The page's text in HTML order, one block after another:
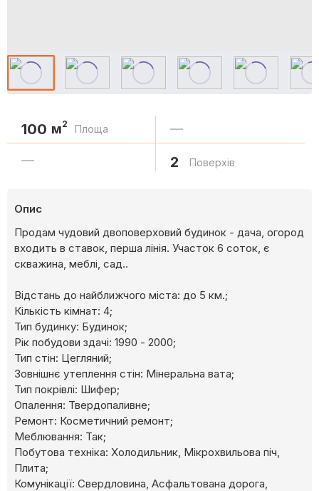
100 м2 Площа —
— 2 Поверхів
Опис
Продам чудовий двоповерховий будинок - дача, огород
входить в ставок, перша лінія. Участок 6 соток, є
скважина, меблі, сад..
Відстань до найближчого міста: до 5 км.;
Кількість кімнат: 4;
Тип будинку: Будинок;
Рік побудови здачі: 1990 - 2000;
Тип стін: Цегляний;
Зовнішнє утеплення стін: Мінеральна вата;
Тип покрівлі: Шифер;
Опалення: Твердопаливне;
Ремонт: Косметичний ремонт;
Меблювання: Так;
Побутова техніка: Холодильник, Мікрохвильова піч,
Плита;
Комунікації: Свердловина, Асфальтована дорога,